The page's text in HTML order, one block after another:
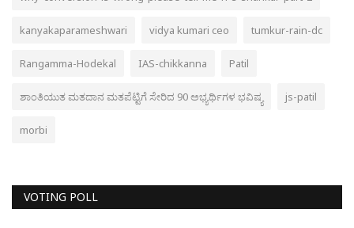
kanyakaparameshwari vidya kumari ceo tumkur-rain-dc
Rangamma-Hodekal IAS-chikkanna Patil
ಶಾಂತಿಯುತ ಮತದಾನ ಮತಪೆಟ್ಟಿಗೆ ಸೇರಿದ 90 ಅಭ್ಯರ್ಥಿಗಳ ಭವಿಷ್ಯ js-patil
morbi
VOTING POLL